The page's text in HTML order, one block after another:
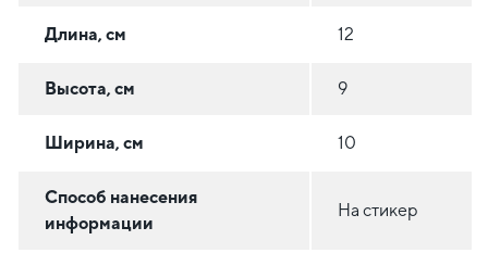
Длина, см 12
Высота, см 9
Ширина, см 10
Способ нанесения
информации
На стикер